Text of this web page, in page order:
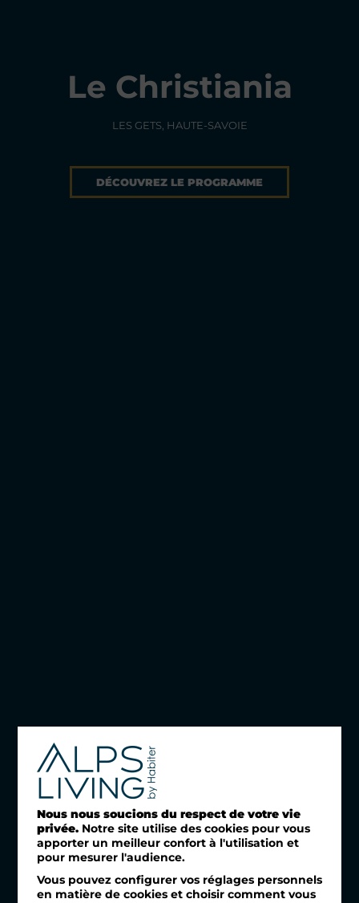
Le Christiania
LES GETS, HAUTE-SAVOIE
DÉCOUVREZ LE PROGRAMME
Nous nous soucions du respect de votre vie
privée. Notre site utilise des cookies pour vous
apporter un meilleur confort à l'utilisation et
pour mesurer l'audience.
Vous pouvez configurer vos réglages personnels
en matière de cookies et choisir comment vous